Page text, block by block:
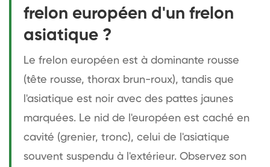
frelon européen d'un frelon
asiatique ?
Le frelon européen est à dominante rousse
(tête rousse, thorax brun-roux), tandis que
l'asiatique est noir avec des pattes jaunes
marquées. Le nid de l'européen est caché en
cavité (grenier, tronc), celui de l'asiatique
souvent suspendu à l'extérieur. Observez son